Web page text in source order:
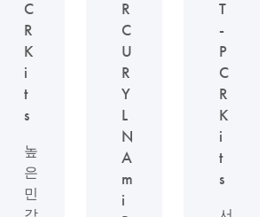
C
R
K
i
t
s
높
은
민
R
C
U
R
Y
L
N
A
m
i
T
-
P
C
R
K
i
t
s